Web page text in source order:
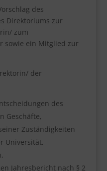
des
Direktoriums zur
zum
sowie ein Mitglied zur
der
des
Geschäfte,
Zuständigkeiten
Universität,
Jahresbericht nach § 2